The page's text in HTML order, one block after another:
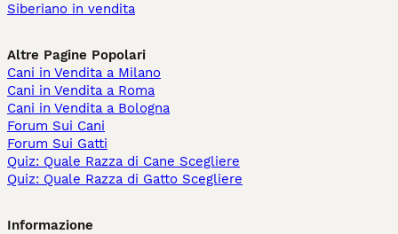
Siberiano in vendita
Altre Pagine Popolari
Cani in Vendita a Milano
Cani in Vendita a Roma
Cani in Vendita a Bologna
Forum Sui Cani
Forum Sui Gatti
Quiz: Quale Razza di Cane Scegliere
Quiz: Quale Razza di Gatto Scegliere
Informazione